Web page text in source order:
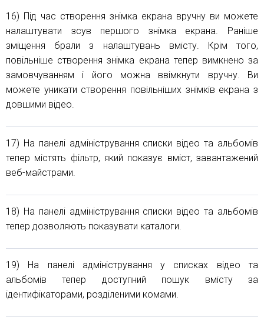
16) Під час створення знімка екрана вручну ви можете
налаштувати зсув першого знімка екрана. Раніше
зміщення брали з налаштувань вмісту. Крім того,
повільніше створення знімка екрана тепер вимкнено за
замовчуванням і його можна ввімкнути вручну. Ви
можете уникати створення повільніших знімків екрана з
довшими відео.
17) На панелі адміністрування списки відео та альбомів
тепер містять фільтр, який показує вміст, завантажений
веб-майстрами.
18) На панелі адміністрування списки відео та альбомів
тепер дозволяють показувати каталоги.
19) На панелі адміністрування у списках відео та
альбомів тепер доступний пошук вмісту за
ідентифікаторами, розділеними комами.